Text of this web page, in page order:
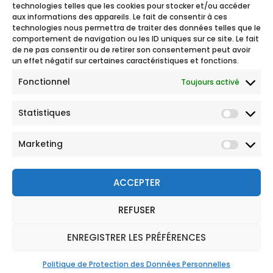
technologies telles que les cookies pour stocker et/ou accéder
aux informations des appareils. Le fait de consentir à ces
technologies nous permettra de traiter des données telles que le
comportement de navigation ou les ID uniques sur ce site. Le fait
de ne pas consentir ou de retirer son consentement peut avoir
un effet négatif sur certaines caractéristiques et fonctions.
Fonctionnel Toujours activé
Statistiques
Marketing
ACCEPTER
REFUSER
ENREGISTRER LES PRÉFÉRENCES
Politique de Protection des Données Personnelles
Réclamation Plan du site